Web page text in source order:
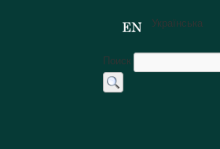
Українська
Поиск